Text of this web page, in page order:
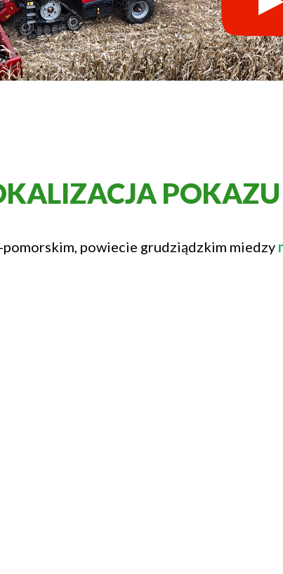
POKAZU
pomorskim, powiecie grudziądzkim miedzy